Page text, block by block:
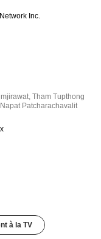
Inc.
,Tham Tupthong
Patcharachavalit
à la TV